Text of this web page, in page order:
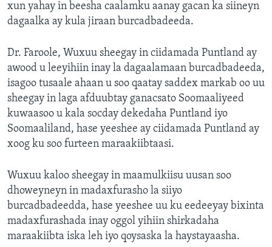
xun yahay in beesha caalamku aanay gacan ka siineyn
dagaalka ay kula jiraan burcadbadeeda.
Dr. Faroole, Wuxuu sheegay in ciidamada Puntland ay
awood u leeyihiin inay la dagaalamaan burcadbadeeda,
isagoo tusaale ahaan u soo qaatay saddex markab oo uu
sheegay in laga afduubtay ganacsato Soomaaliyeed
kuwaasoo u kala socday dekedaha Puntland iyo
Soomaaliland, hase yeeshee ay ciidamada Puntland ay
xoog ku soo furteen maraakiibtaasi.
Wuxuu kaloo sheegay in maamulkiisu uusan soo
dhoweyneyn in madaxfurasho la siiyo
burcadbadeedda, hase yeeshee uu ku eedeeyay bixinta
madaxfurashada inay oggol yihiin shirkadaha
maraakiibta iska leh iyo qoysaska la haystayaasha.